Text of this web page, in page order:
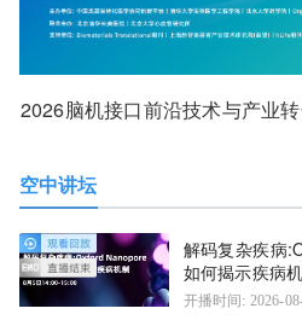
2026脑机接口前沿技术与产业
空中讲坛
解码复杂疾病
如何揭示疾病
开播时间: 2026-